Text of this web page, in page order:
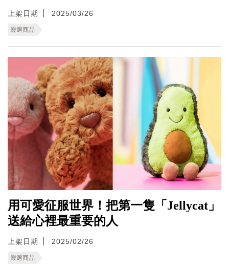
上架日期 2025/03/26
嚴選商品
用可愛征服世界！把第一隻「Jellycat」
送給心裡最重要的人
上架日期 2025/02/26
嚴選商品